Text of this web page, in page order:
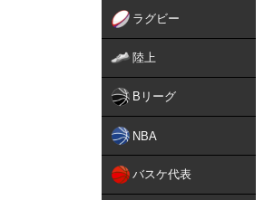
ラグビー
陸上
Bリーグ
NBA
バスケ代表